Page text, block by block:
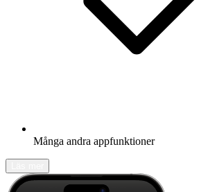
Många andra appfunktioner